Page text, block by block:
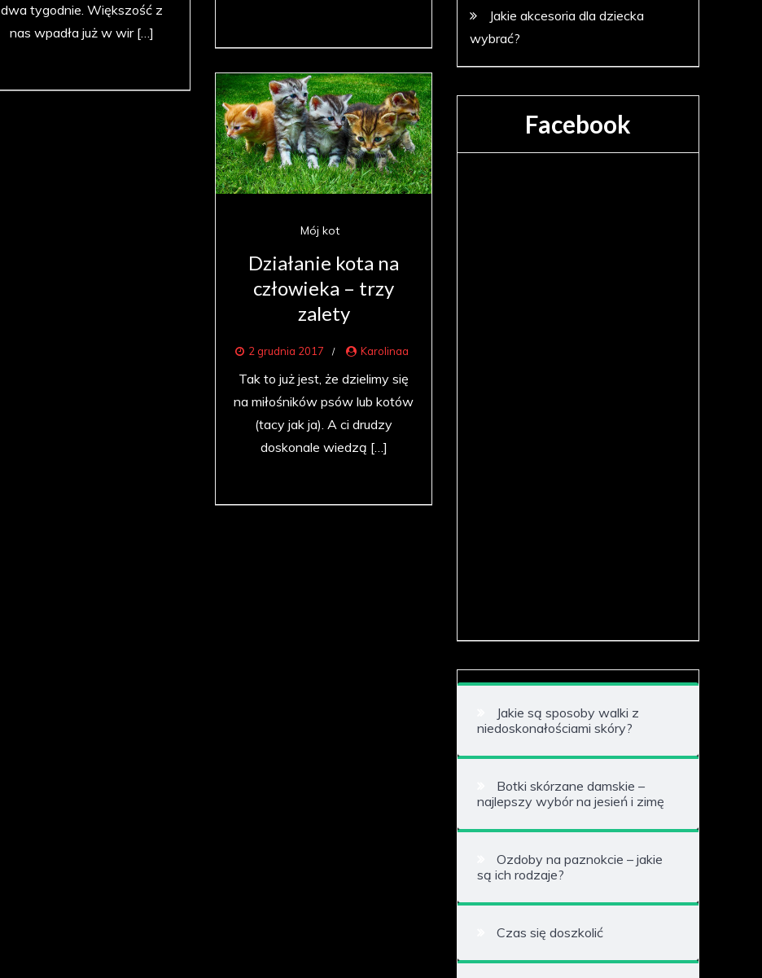
dwa tygodnie. Większość z
nas wpadła już w wir […]
Mój kot
Działanie kota na
człowieka – trzy
zalety
2 grudnia 2017 Karolinaa
Tak to już jest, że dzielimy się
na miłośników psów lub kotów
(tacy jak ja). A ci drudzy
doskonale wiedzą […]
Jakie akcesoria dla dziecka
wybrać?
Facebook
Jakie są sposoby walki z
niedoskonałościami skóry?
Botki skórzane damskie –
najlepszy wybór na jesień i zimę
Ozdoby na paznokcie – jakie
są ich rodzaje?
Czas się doszkolić